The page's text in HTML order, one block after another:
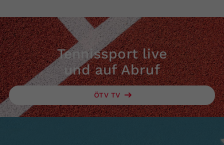
Tennissport live
und auf Abruf
ÖTV TV